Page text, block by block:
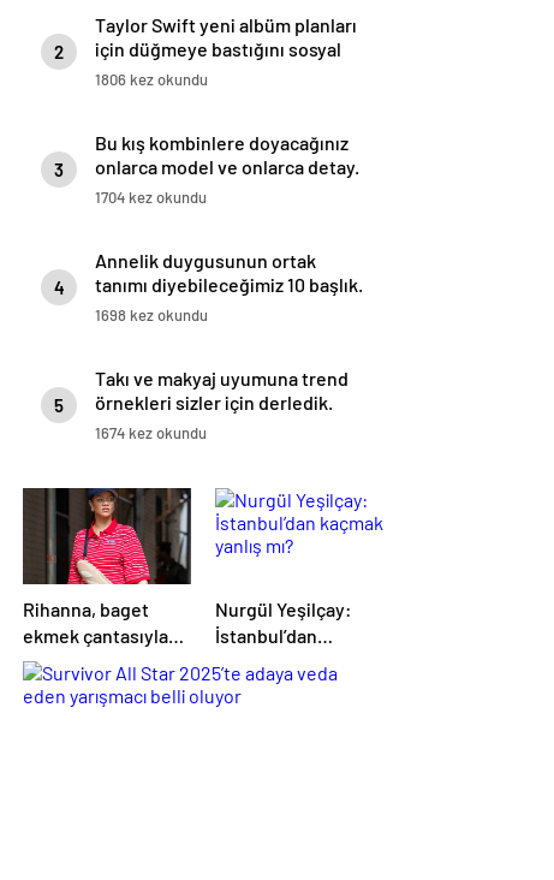
2
Taylor Swift yeni albüm planları
için düğmeye bastığını sosyal
medyadan duyurdu!
1806 kez okundu
3
Bu kış kombinlere doyacağınız
onlarca model ve onlarca detay.
1704 kez okundu
4
Annelik duygusunun ortak
tanımı diyebileceğimiz 10 başlık.
1698 kez okundu
5
Takı ve makyaj uyumuna trend
örnekleri sizler için derledik.
1674 kez okundu
Rihanna, baget
ekmek çantasıyla
dikkat çekti
Nurgül Yeşilçay:
İstanbul’dan
kaçmak yanlış mı?